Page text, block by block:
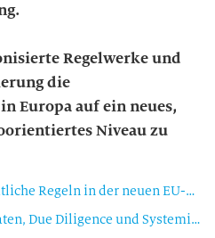
Regelwerke und
die
Europa auf ein neues,
Niveau zu
Welche Rolle spielen einheitliche Regeln in der neuen EU-Geldwäschebekämpfung?
Welche Bedeutung haben Daten, Due Diligence und Systemintegration im neuen Aufsichtsmodell?